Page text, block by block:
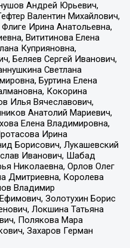
Андрей Юрьевич,
Валентин Михайлович,
Ирина Анатольевна,
Вититинова Елена
Куприяновна,
Беляев Сергей Иванович,
Светлана
Буртина Елена
Кокорина
Илья Вячеславович,
Анатолий Мариевич,
Елена Владимировна,
Ирина
Борисович, Лукашевский
Иванович, Шабад
Николаевна, Орлов Олег
Дмитриевна, Королева
Владимир
Золотухин Борис
Локшина Татьяна
Полякова Мара
Захаров Герман